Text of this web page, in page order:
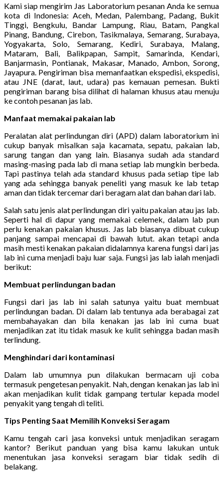
Kami siap mengirim Jas Laboratorium pesanan Anda ke semua
kota di Indonesia: Aceh, Medan, Palembang, Padang, Bukit
Tinggi, Bengkulu, Bandar Lampung, Riau, Batam, Pangkal
Pinang, Bandung, Cirebon, Tasikmalaya, Semarang, Surabaya,
Yogyakarta, Solo, Semarang, Kediri, Surabaya, Malang,
Mataram, Bali, Balikpapan, Sampit, Samarinda, Kendari,
Banjarmasin, Pontianak, Makasar, Manado, Ambon, Sorong,
Jayapura. Pengiriman bisa memanfaatkan ekspedisi, ekspedisi,
atau JNE (darat, laut, udara) pas kemauan pemesan. Bukti
pengiriman barang bisa dilihat di halaman khusus atau menuju
ke contoh pesanan jas lab.
Manfaat memakai pakaian lab
Peralatan alat perlindungan diri (APD) dalam laboratorium ini
cukup banyak misalkan saja kacamata, sepatu, pakaian lab,
sarung tangan dan yang lain. Biasanya sudah ada standard
masing-masing pada lab di mana setiap lab mungkin berbeda.
Tapi pastinya telah ada standard khusus pada setiap tipe lab
yang ada sehingga banyak peneliti yang masuk ke lab tetap
aman dan tidak tercemar dari beragam alat dan bahan dari lab.
Salah satu jenis alat perlindungan diri yaitu pakaian atau jas lab.
Seperti hal di dapur yang memakai celemek, dalam lab pun
perlu kenakan pakaian khusus. Jas lab biasanya dibuat cukup
panjang sampai mencapai di bawah lutut. akan tetapi anda
masih mesti kenakan pakaian didalamnya karena fungsi dari jas
lab ini cuma menjadi baju luar saja. Fungsi jas lab ialah menjadi
berikut:
Membuat perlindungan badan
Fungsi dari jas lab ini salah satunya yaitu buat membuat
perlindungan badan. Di dalam lab tentunya ada berabagai zat
membahayakan dan bila kenakan jas lab ini cuma buat
menjadikan zat itu tidak masuk ke kulit sehingga badan masih
terlindung.
Menghindari dari kontaminasi
Dalam lab umumnya pun dilakukan bermacam uji coba
termasuk pengetesan penyakit. Nah, dengan kenakan jas lab ini
akan menjadikan kulit tidak gampang tertular kepada model
penyakit yang tengah di teliti.
Tips Penting Saat Memilih Konveksi Seragam
Kamu tengah cari jasa konveksi untuk menjadikan seragam
kantor? Berikut panduan yang bisa kamu lakukan untuk
menentukan jasa konveksi seragam biar tidak sedih di
belakang.